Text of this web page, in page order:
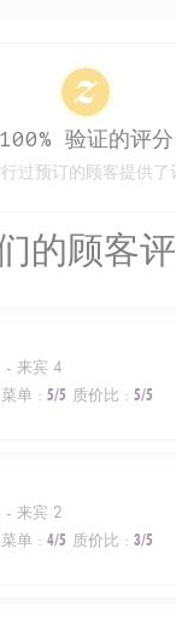
的顾客
- 来宾 4
菜单 : 5/5 质价比 : 5/5
- 来宾 2
菜单 : 4/5 质价比 : 3/5
100% 验证的评分
过预订的顾客提供了